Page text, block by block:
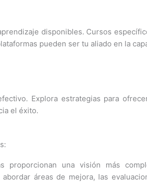
disponibles. Cursos
pueden ser tu aliado en la
Explora estrategias para
el éxito.
proporcionan una visión más
áreas de mejora, las